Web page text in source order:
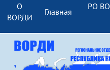
О
ВОРДИ
Главная
РО